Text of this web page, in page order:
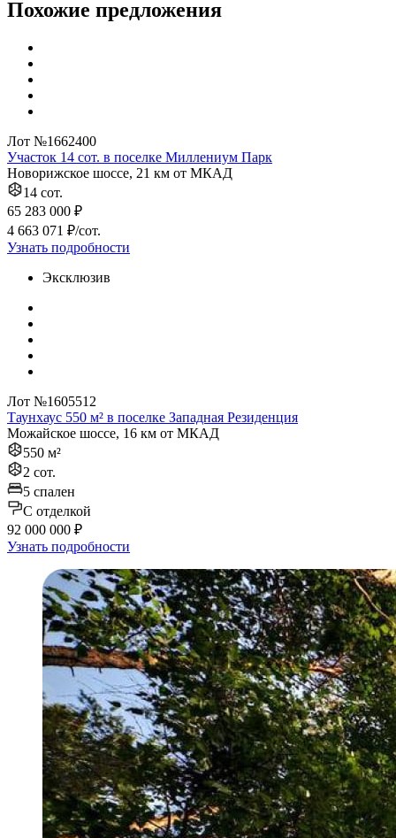
Похожие предложения
Лот №1662400
Участок 14 сот. в поселке Миллениум Парк
Новорижское шоссе, 21 км от МКАД
14 сот.
65 283 000 ₽
4 663 071 ₽/сот.
Узнать подробности
Эксклюзив
Лот №1605512
Таунхаус 550 м² в поселке Западная Резиденция
Можайское шоссе, 16 км от МКАД
550 м²
2 сот.
5 спален
C отделкой
92 000 000 ₽
Узнать подробности